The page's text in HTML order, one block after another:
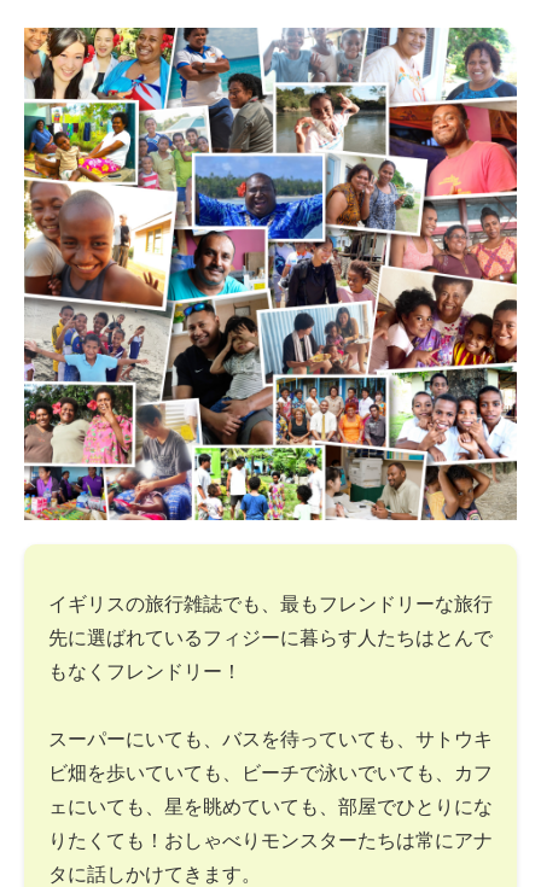
イギリスの旅行雑誌でも、最もフレンドリーな旅行
先に選ばれているフィジーに暮らす人たちはとんで
もなくフレンドリー！
スーパーにいても、バスを待っていても、サトウキ
ビ畑を歩いていても、ビーチで泳いでいても、カフ
ェにいても、星を眺めていても、部屋でひとりにな
りたくても！おしゃべりモンスターたちは常にアナ
タに話しかけてきます。